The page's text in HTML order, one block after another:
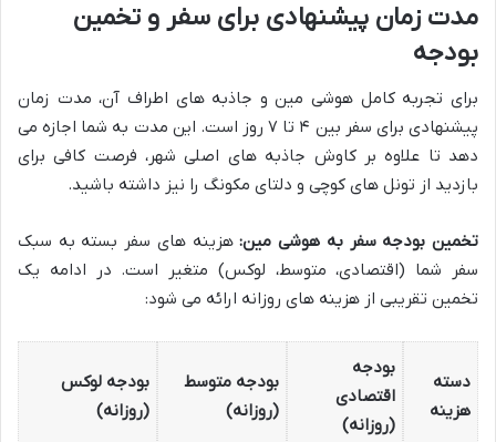
مدت زمان پیشنهادی برای سفر و تخمین
بودجه
برای تجربه کامل هوشی مین و جاذبه های اطراف آن، مدت زمان
پیشنهادی برای سفر بین ۴ تا ۷ روز است. این مدت به شما اجازه می
دهد تا علاوه بر کاوش جاذبه های اصلی شهر، فرصت کافی برای
بازدید از تونل های کوچی و دلتای مکونگ را نیز داشته باشید.
تخمین بودجه سفر به هوشی مین:هزینه های سفر بسته به سبک
سفر شما (اقتصادی، متوسط، لوکس) متغیر است. در ادامه یک
تخمین تقریبی از هزینه های روزانه ارائه می شود:
دسته
هزینه
بودجه
اقتصادی
(روزانه)
بودجه متوسط
(روزانه)
بودجه لوکس
(روزانه)